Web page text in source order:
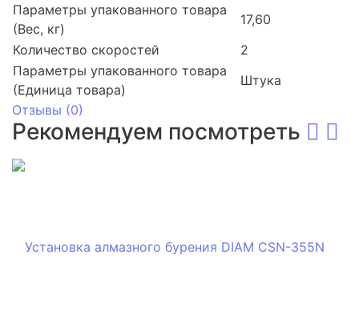
Параметры упакованного товара
(Вес, кг)
17,60
Количество скоростей
2
Параметры упакованного товара
(Единица товара)
Штука
Отзывы (0)
Рекомендуем посмотреть